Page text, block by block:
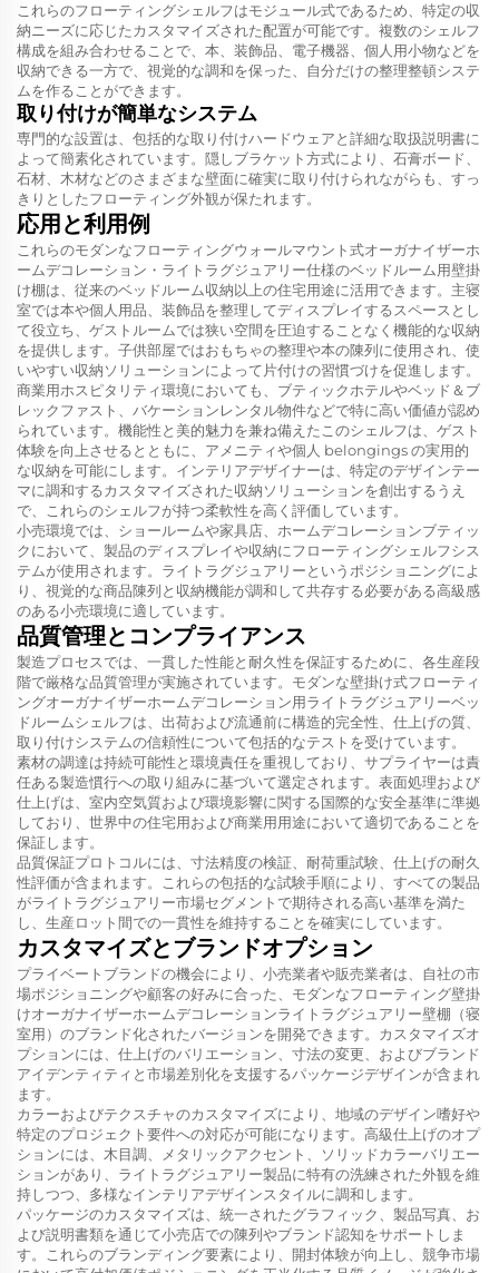
これらのフローティングシェルフはモジュール式であるため、特定の収
納ニーズに応じたカスタマイズされた配置が可能です。複数のシェルフ
構成を組み合わせることで、本、装飾品、電子機器、個人用小物などを
収納できる一方で、視覚的な調和を保った、自分だけの整理整頓システ
ムを作ることができます。
取り付けが簡単なシステム
専門的な設置は、包括的な取り付けハードウェアと詳細な取扱説明書に
よって簡素化されています。隠しブラケット方式により、石膏ボード、
石材、木材などのさまざまな壁面に確実に取り付けられながらも、すっ
きりとしたフローティング外観が保たれます。
応用と利用例
これらのモダンなフローティングウォールマウント式オーガナイザーホ
ームデコレーション・ライトラグジュアリー仕様のベッドルーム用壁掛
け棚は、従来のベッドルーム収納以上の住宅用途に活用できます。主寝
室では本や個人用品、装飾品を整理してディスプレイするスペースとし
て役立ち、ゲストルームでは狭い空間を圧迫することなく機能的な収納
を提供します。子供部屋ではおもちゃの整理や本の陳列に使用され、使
いやすい収納ソリューションによって片付けの習慣づけを促進します。
商業用ホスピタリティ環境においても、ブティックホテルやベッド＆ブ
レックファスト、バケーションレンタル物件などで特に高い価値が認め
られています。機能性と美的魅力を兼ね備えたこのシェルフは、ゲスト
体験を向上させるとともに、アメニティや個人 belongings の実用的
な収納を可能にします。インテリアデザイナーは、特定のデザインテー
マに調和するカスタマイズされた収納ソリューションを創出するうえ
で、これらのシェルフが持つ柔軟性を高く評価しています。
小売環境では、ショールームや家具店、ホームデコレーションブティッ
クにおいて、製品のディスプレイや収納にフローティングシェルフシス
テムが使用されます。ライトラグジュアリーというポジショニングによ
り、視覚的な商品陳列と収納機能が調和して共存する必要がある高級感
のある小売環境に適しています。
品質管理とコンプライアンス
製造プロセスでは、一貫した性能と耐久性を保証するために、各生産段
階で厳格な品質管理が実施されています。モダンな壁掛け式フローティ
ングオーガナイザーホームデコレーション用ライトラグジュアリーベッ
ドルームシェルフは、出荷および流通前に構造的完全性、仕上げの質、
取り付けシステムの信頼性について包括的なテストを受けています。
素材の調達は持続可能性と環境責任を重視しており、サプライヤーは責
任ある製造慣行への取り組みに基づいて選定されます。表面処理および
仕上げは、室内空気質および環境影響に関する国際的な安全基準に準拠
しており、世界中の住宅用および商業用用途において適切であることを
保証します。
品質保証プロトコルには、寸法精度の検証、耐荷重試験、仕上げの耐久
性評価が含まれます。これらの包括的な試験手順により、すべての製品
がライトラグジュアリー市場セグメントで期待される高い基準を満た
し、生産ロット間での一貫性を維持することを確実にしています。
カスタマイズとブランドオプション
プライベートブランドの機会により、小売業者や販売業者は、自社の市
場ポジショニングや顧客の好みに合った、モダンなフローティング壁掛
けオーガナイザーホームデコレーションライトラグジュアリー壁棚（寝
室用）のブランド化されたバージョンを開発できます。カスタマイズオ
プションには、仕上げのバリエーション、寸法の変更、およびブランド
アイデンティティと市場差別化を支援するパッケージデザインが含まれ
ます。
カラーおよびテクスチャのカスタマイズにより、地域のデザイン嗜好や
特定のプロジェクト要件への対応が可能になります。高級仕上げのオプ
ションには、木目調、メタリックアクセント、ソリッドカラーバリエー
ションがあり、ライトラグジュアリー製品に特有の洗練された外観を維
持しつつ、多様なインテリアデザインスタイルに調和します。
パッケージのカスタマイズは、統一されたグラフィック、製品写真、お
よび説明書類を通じて小売店での陳列やブランド認知をサポートしま
す。これらのブランディング要素により、開封体験が向上し、競争市場